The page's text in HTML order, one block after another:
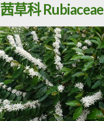
茜草科 Rubiaceae